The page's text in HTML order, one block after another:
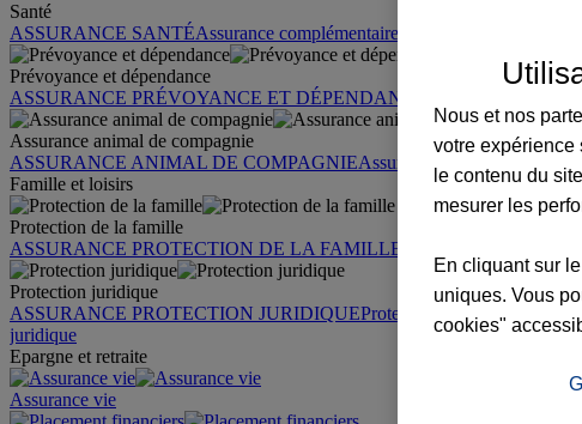
Santé
ASSURANCE SANTÉAssurance complémentaire santé
Prévoyance et dépendance
ASSURANCE PRÉVOYANCE ET DÉPENDANCE
Assurance animal de compagnie
ASSURANCE ANIMAL DE COMPAGNIEAssurance chien Assurance
Famille et loisirs
Protection de la famille
ASSURANCE PROTECTION DE LA FAMILLE
Protection juridique
ASSURANCE PROTECTION JURIDIQUEProtection juridique
juridique
Epargne et retraite
Assurance vie
Nous et nos
votre expérience
le contenu du
mesurer les
En cliquant sur
uniques. Vous
cookies"